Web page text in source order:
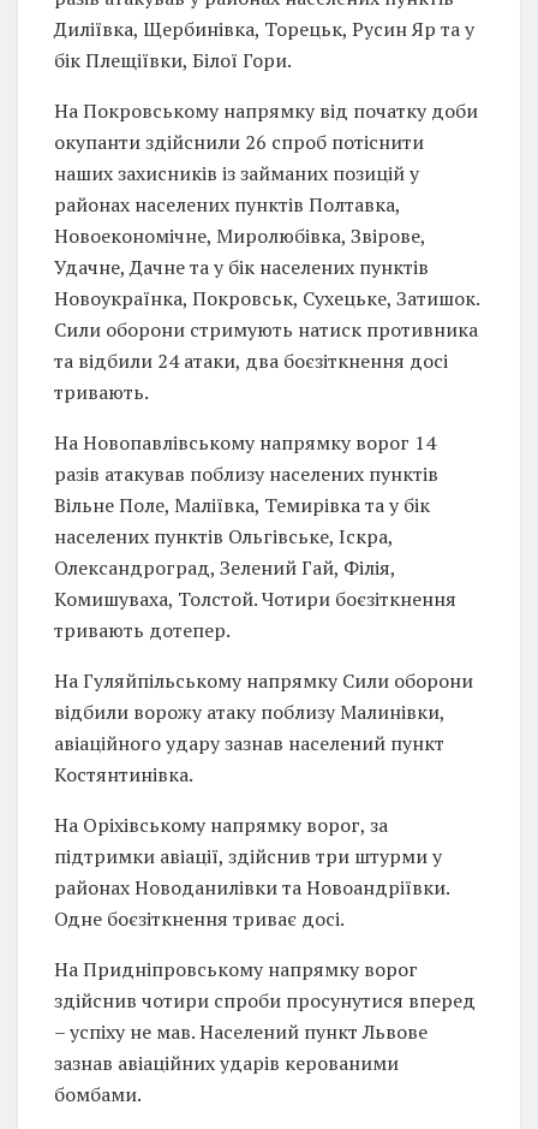
Диліївка, Щербинівка, Торецьк, Русин Яр та у
бік Плещіївки, Білої Гори.
На Покровському напрямку від початку доби
окупанти здійснили 26 спроб потіснити
наших захисників із займаних позицій у
районах населених пунктів Полтавка,
Новоекономічне, Миролюбівка, Звірове,
Удачне, Дачне та у бік населених пунктів
Новоукраїнка, Покровськ, Сухецьке, Затишок.
Сили оборони стримують натиск противника
та відбили 24 атаки, два боєзіткнення досі
тривають.
На Новопавлівському напрямку ворог 14
разів атакував поблизу населених пунктів
Вільне Поле, Маліївка, Темирівка та у бік
населених пунктів Ольгівське, Іскра,
Олександроград, Зелений Гай, Філія,
Комишуваха, Толстой. Чотири боєзіткнення
тривають дотепер.
На Гуляйпільському напрямку Сили оборони
відбили ворожу атаку поблизу Малинівки,
авіаційного удару зазнав населений пункт
Костянтинівка.
На Оріхівському напрямку ворог, за
підтримки авіації, здійснив три штурми у
районах Новоданилівки та Новоандріївки.
Одне боєзіткнення триває досі.
На Придніпровському напрямку ворог
здійснив чотири спроби просунутися вперед
– успіху не мав. Населений пункт Львове
зазнав авіаційних ударів керованими
бомбами.